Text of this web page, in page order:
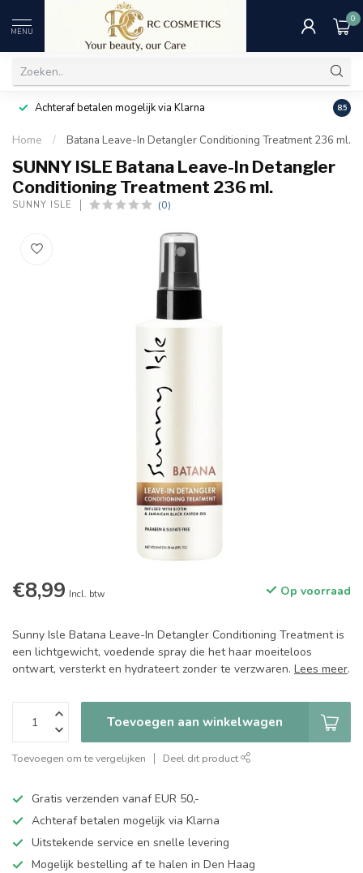
MENU
0
Achteraf betalen mogelijk via Klarna 8.5
Home / Batana Leave-In Detangler Conditioning Treatment 236 ml.
SUNNY ISLE Batana Leave-In Detangler
Conditioning Treatment 236 ml.
SUNNY ISLE (0)
€8,99 Incl. btw Op voorraad
Sunny Isle Batana Leave-In Detangler Conditioning Treatment is
een lichtgewicht, voedende spray die het haar moeiteloos
ontwart, versterkt en hydrateert zonder te verzwaren. Lees meer.
Toevoegen aan winkelwagen
Toevoegen om te vergelijken Deel dit product
Gratis verzenden vanaf EUR 50,-
Achteraf betalen mogelijk via Klarna
Uitstekende service en snelle levering
Mogelijk bestelling af te halen in Den Haag